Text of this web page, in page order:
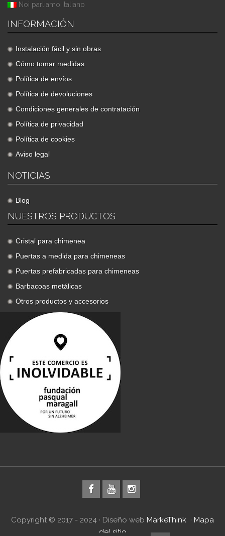
Noi parliamo italiano
INFORMACIÓN
Instalación fácil y sin obras
Cómo tomar medidas
Política de envíos
Política de devoluciones
Condiciones generales de contratación
Política de privacidad
Política de cookies
Aviso legal
NOTICIAS
Blog
NUESTROS PRODUCTOS
Cristal para chimenea
Puertas a medida para chimeneas
Puertas prefabricadas para chimeneas
Barbacoas metálicas
Otros productos y accesorios
Copyright © 2017 - 2024 · Diseño web MarkeThink · Mapa
del sitio